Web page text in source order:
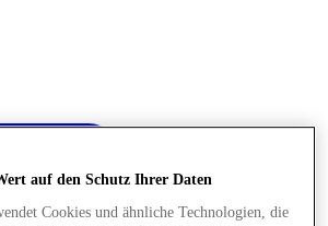
auf den Schutz Ihrer Daten
Cookies und ähnliche Technologien, die